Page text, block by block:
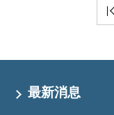
最新消息